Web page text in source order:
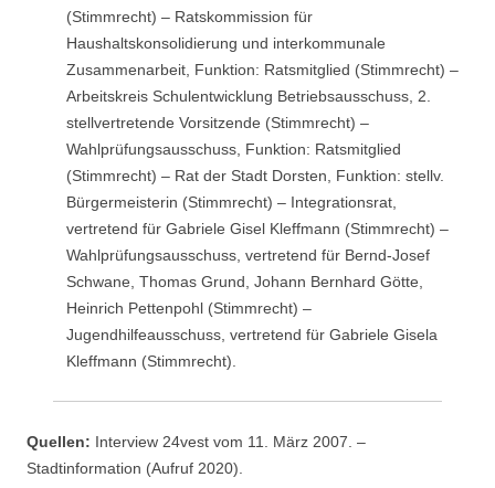
(Stimmrecht) – Ratskommission für
Haushaltskonsolidierung und interkommunale
Zusammenarbeit, Funktion: Ratsmitglied (Stimmrecht) –
Arbeitskreis Schulentwicklung Betriebsausschuss, 2.
stellvertretende Vorsitzende (Stimmrecht) –
Wahlprüfungsausschuss, Funktion: Ratsmitglied
(Stimmrecht) – Rat der Stadt Dorsten, Funktion: stellv.
Bürgermeisterin (Stimmrecht) – Integrationsrat,
vertretend für Gabriele Gisel Kleffmann (Stimmrecht) –
Wahlprüfungsausschuss, vertretend für Bernd-Josef
Schwane, Thomas Grund, Johann Bernhard Götte,
Heinrich Pettenpohl (Stimmrecht) –
Jugendhilfeausschuss, vertretend für Gabriele Gisela
Kleffmann (Stimmrecht).
Quellen: Interview 24vest vom 11. März 2007. –
Stadtinformation (Aufruf 2020).